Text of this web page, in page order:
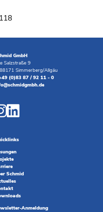
GmbH
Salzstraße 9
Simmerberg/Allgäu
(0)83 87 / 92 11 - 0
Schmid
Anmeldung